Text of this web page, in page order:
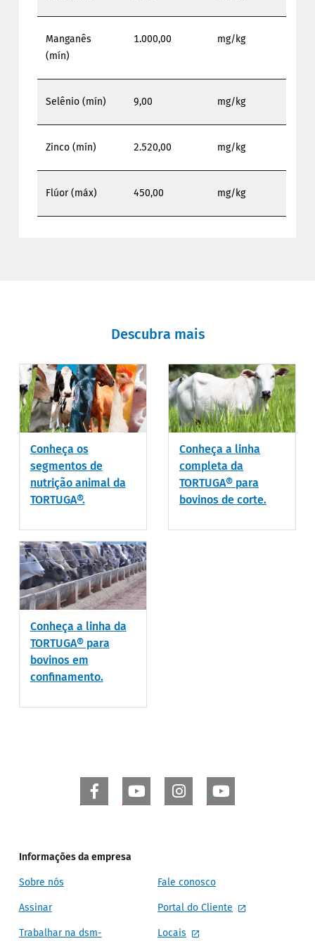
Manganês
(mín)
1.000,00 mg/kg
Selênio (mín) 9,00 mg/kg
Zinco (mín) 2.520,00 mg/kg
Flúor (máx) 450,00 mg/kg
Descubra mais
Conheça os
segmentos de
nutrição animal da
TORTUGA®.
Conheça a linha
completa da
TORTUGA® para
bovinos de corte.
Conheça a linha da
TORTUGA® para
bovinos em
confinamento.
Informações da empresa
Sobre nós Fale conosco
Assinar Portal do Cliente
Trabalhar na dsm- Locais